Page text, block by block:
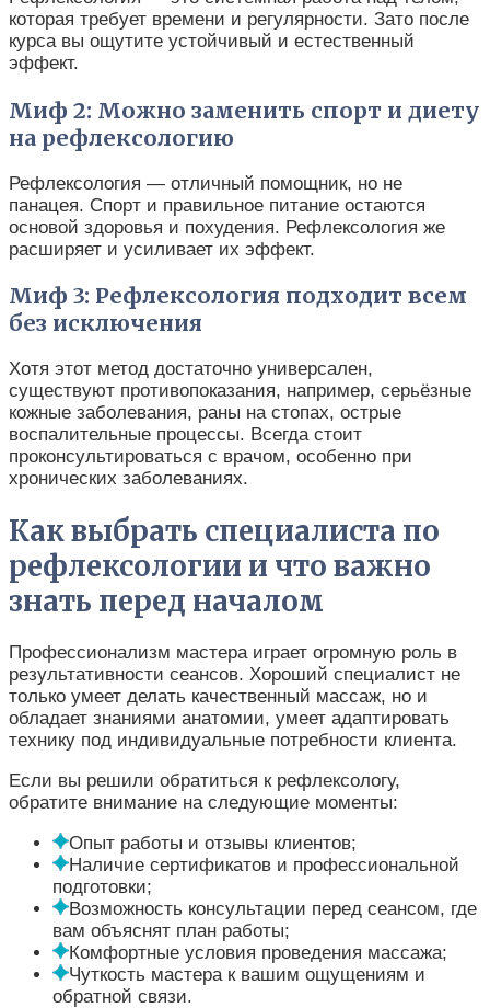
которая требует времени и регулярности. Зато после
курса вы ощутите устойчивый и естественный
эффект.
Миф 2: Можно заменить спорт и диету
на рефлексологию
Рефлексология — отличный помощник, но не
панацея. Спорт и правильное питание остаются
основой здоровья и похудения. Рефлексология же
расширяет и усиливает их эффект.
Миф 3: Рефлексология подходит всем
без исключения
Хотя этот метод достаточно универсален,
существуют противопоказания, например, серьёзные
кожные заболевания, раны на стопах, острые
воспалительные процессы. Всегда стоит
проконсультироваться с врачом, особенно при
хронических заболеваниях.
Как выбрать специалиста по
рефлексологии и что важно
знать перед началом
Профессионализм мастера играет огромную роль в
результативности сеансов. Хороший специалист не
только умеет делать качественный массаж, но и
обладает знаниями анатомии, умеет адаптировать
технику под индивидуальные потребности клиента.
Если вы решили обратиться к рефлексологу,
обратите внимание на следующие моменты:
Опыт работы и отзывы клиентов;
Наличие сертификатов и профессиональной
подготовки;
Возможность консультации перед сеансом, где
вам объяснят план работы;
Комфортные условия проведения массажа;
Чуткость мастера к вашим ощущениям и
обратной связи.